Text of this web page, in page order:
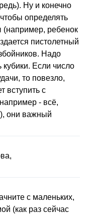
Ну и конечно
определять
(например, ребенок
пистолетный
Надо
кубики. Если число
то повезло,
вступить с
- всё,
они важный
с маленьких,
(как раз сейчас